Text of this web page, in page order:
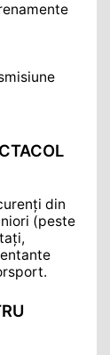
din
(peste